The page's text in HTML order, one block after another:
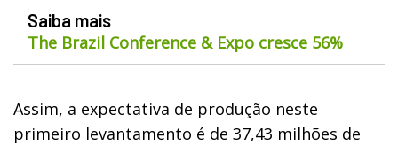
Saiba mais
The Brazil Conference & Expo cresce 56%
Assim, a expectativa de produção neste
primeiro levantamento é de 37,43 milhões de